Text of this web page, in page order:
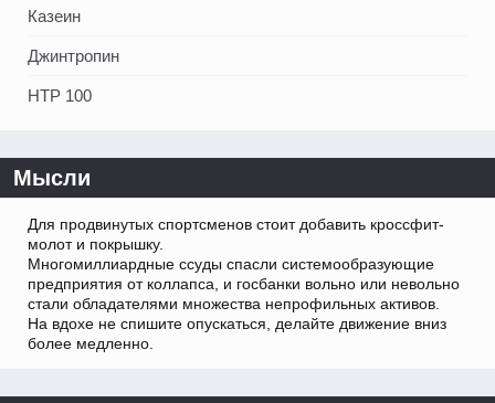
Казеин
Джинтропин
HTP 100
Мысли
Для продвинутых спортсменов стоит добавить кроссфит-
молот и покрышку.
Многомиллиардные ссуды спасли системообразующие
предприятия от коллапса, и госбанки вольно или невольно
стали обладателями множества непрофильных активов.
На вдохе не спишите опускаться, делайте движение вниз
более медленно.